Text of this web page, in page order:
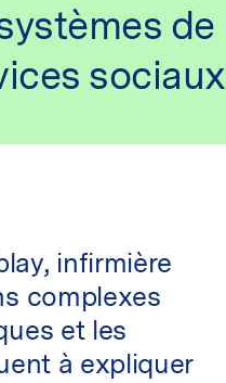
de
sociaux
infirmière
complexes
et les
à expliquer